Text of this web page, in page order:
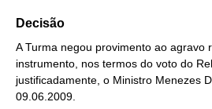
Decisão
A Turma negou provimento ao agravo
instrumento, nos termos do voto do
justificadamente, o Ministro Menezes
09.06.2009.